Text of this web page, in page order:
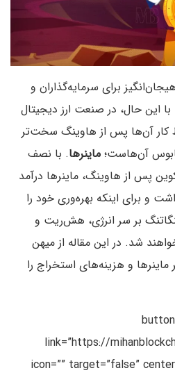
برای سرمایه‌گذاران و
این حال، در صنعت ارز دیجیتال
کار آن‌ها پس از هاوینگ سخت‌تر
آن‌هاست؛ ماینرها. با نصف
پس از هاوینگ، ماینرها درآمد
و برای اینکه بهره‌وری خود را
بر سر انرژی، هش‌ریت و
شد. در این مقاله از میهن
اثر هاوینگ ۲۰۲۴ بر ماینرها و هزینه‌های استخراج را
link=”https://
icon=”” target=”false”